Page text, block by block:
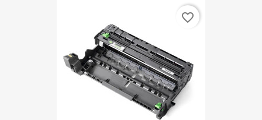
€ ONLINE
favorite_border